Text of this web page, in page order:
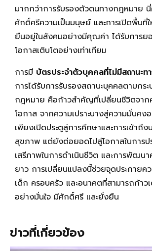
มากกว่าการรับรองตัวตนทางกฎหมาย นี่
ศักดิ์ศรีความเป็นมนุษย์ และการเปิดพื้นที่
ยืนอยู่ในสังคมอย่างมีคุณค่า ได้รับการย
โอกาสเติบโตอย่างเท่าเทียม
การมี บัตรประจำตัวบุคคลที่ไม่มีสถานะท
การได้รับการรับรองสถานะบุคคลตามกร
กฎหมาย คือก้าวสำคัญที่เปลี่ยนชีวิตจาก
โอกาส จากความเปราะบางสู่ความมั่นคง
เพียงเปิดประตูสู่การศึกษาและการเข้าถึง
สุขภาพ แต่ยังต่อยอดไปสู่โอกาสในการป
เสรีภาพในการดำเนินชีวิต และการพัฒนา
ยาว การเปลี่ยนแปลงนี้ช่วยจุดประกายค
เด็ก ครอบครัว และอนาคตที่สามารถก้าว
อย่างมั่นใจ มีศักดิ์ศรี และยั่งยืน
ข่าวที่เกี่ยวข้อง